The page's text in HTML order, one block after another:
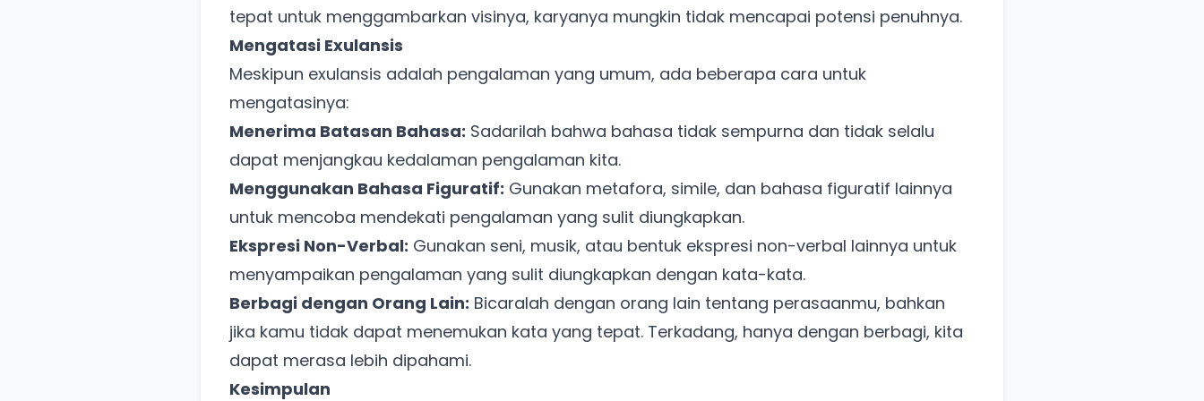
tepat untuk menggambarkan visinya, karyanya mungkin tidak mencapai potensi penuhnya.
Mengatasi Exulansis
Meskipun exulansis adalah pengalaman yang umum, ada beberapa cara untuk
mengatasinya:
Menerima Batasan Bahasa: Sadarilah bahwa bahasa tidak sempurna dan tidak selalu
dapat menjangkau kedalaman pengalaman kita.
Menggunakan Bahasa Figuratif: Gunakan metafora, simile, dan bahasa figuratif lainnya
untuk mencoba mendekati pengalaman yang sulit diungkapkan.
Ekspresi Non-Verbal: Gunakan seni, musik, atau bentuk ekspresi non-verbal lainnya untuk
menyampaikan pengalaman yang sulit diungkapkan dengan kata-kata.
Berbagi dengan Orang Lain: Bicaralah dengan orang lain tentang perasaanmu, bahkan
jika kamu tidak dapat menemukan kata yang tepat. Terkadang, hanya dengan berbagi, kita
dapat merasa lebih dipahami.
Kesimpulan
Ada Website Baru!
Punya website SMM baru nih! Coba BulkFame
untuk pengalaman lebih baik.
Tanpa daftar ulang, gratis dicoba. Kamu tetap bisa pakai
Zona Sosmed kapan saja.
Coba BulkFame
Lain kali saja